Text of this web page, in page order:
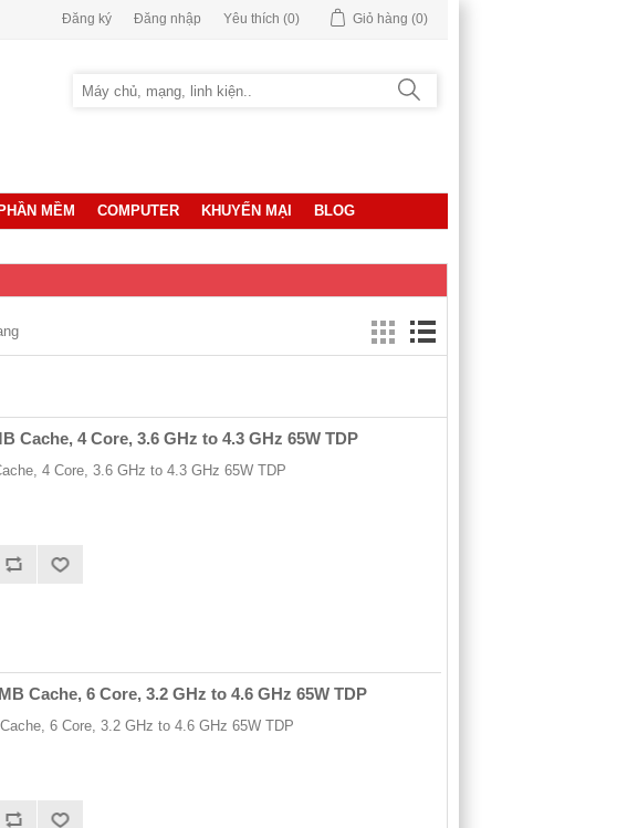
Đăng ký Đăng nhập Yêu thích (0) Giỏ hàng (0)
PHẦN MỀM COMPUTER KHUYẾN MẠI BLOG
Cache, 4 Core, 3.6 GHz to 4.3 GHz 65W TDP
4 Core, 3.6 GHz to 4.3 GHz 65W TDP
Cache, 6 Core, 3.2 GHz to 4.6 GHz 65W TDP
6 Core, 3.2 GHz to 4.6 GHz 65W TDP